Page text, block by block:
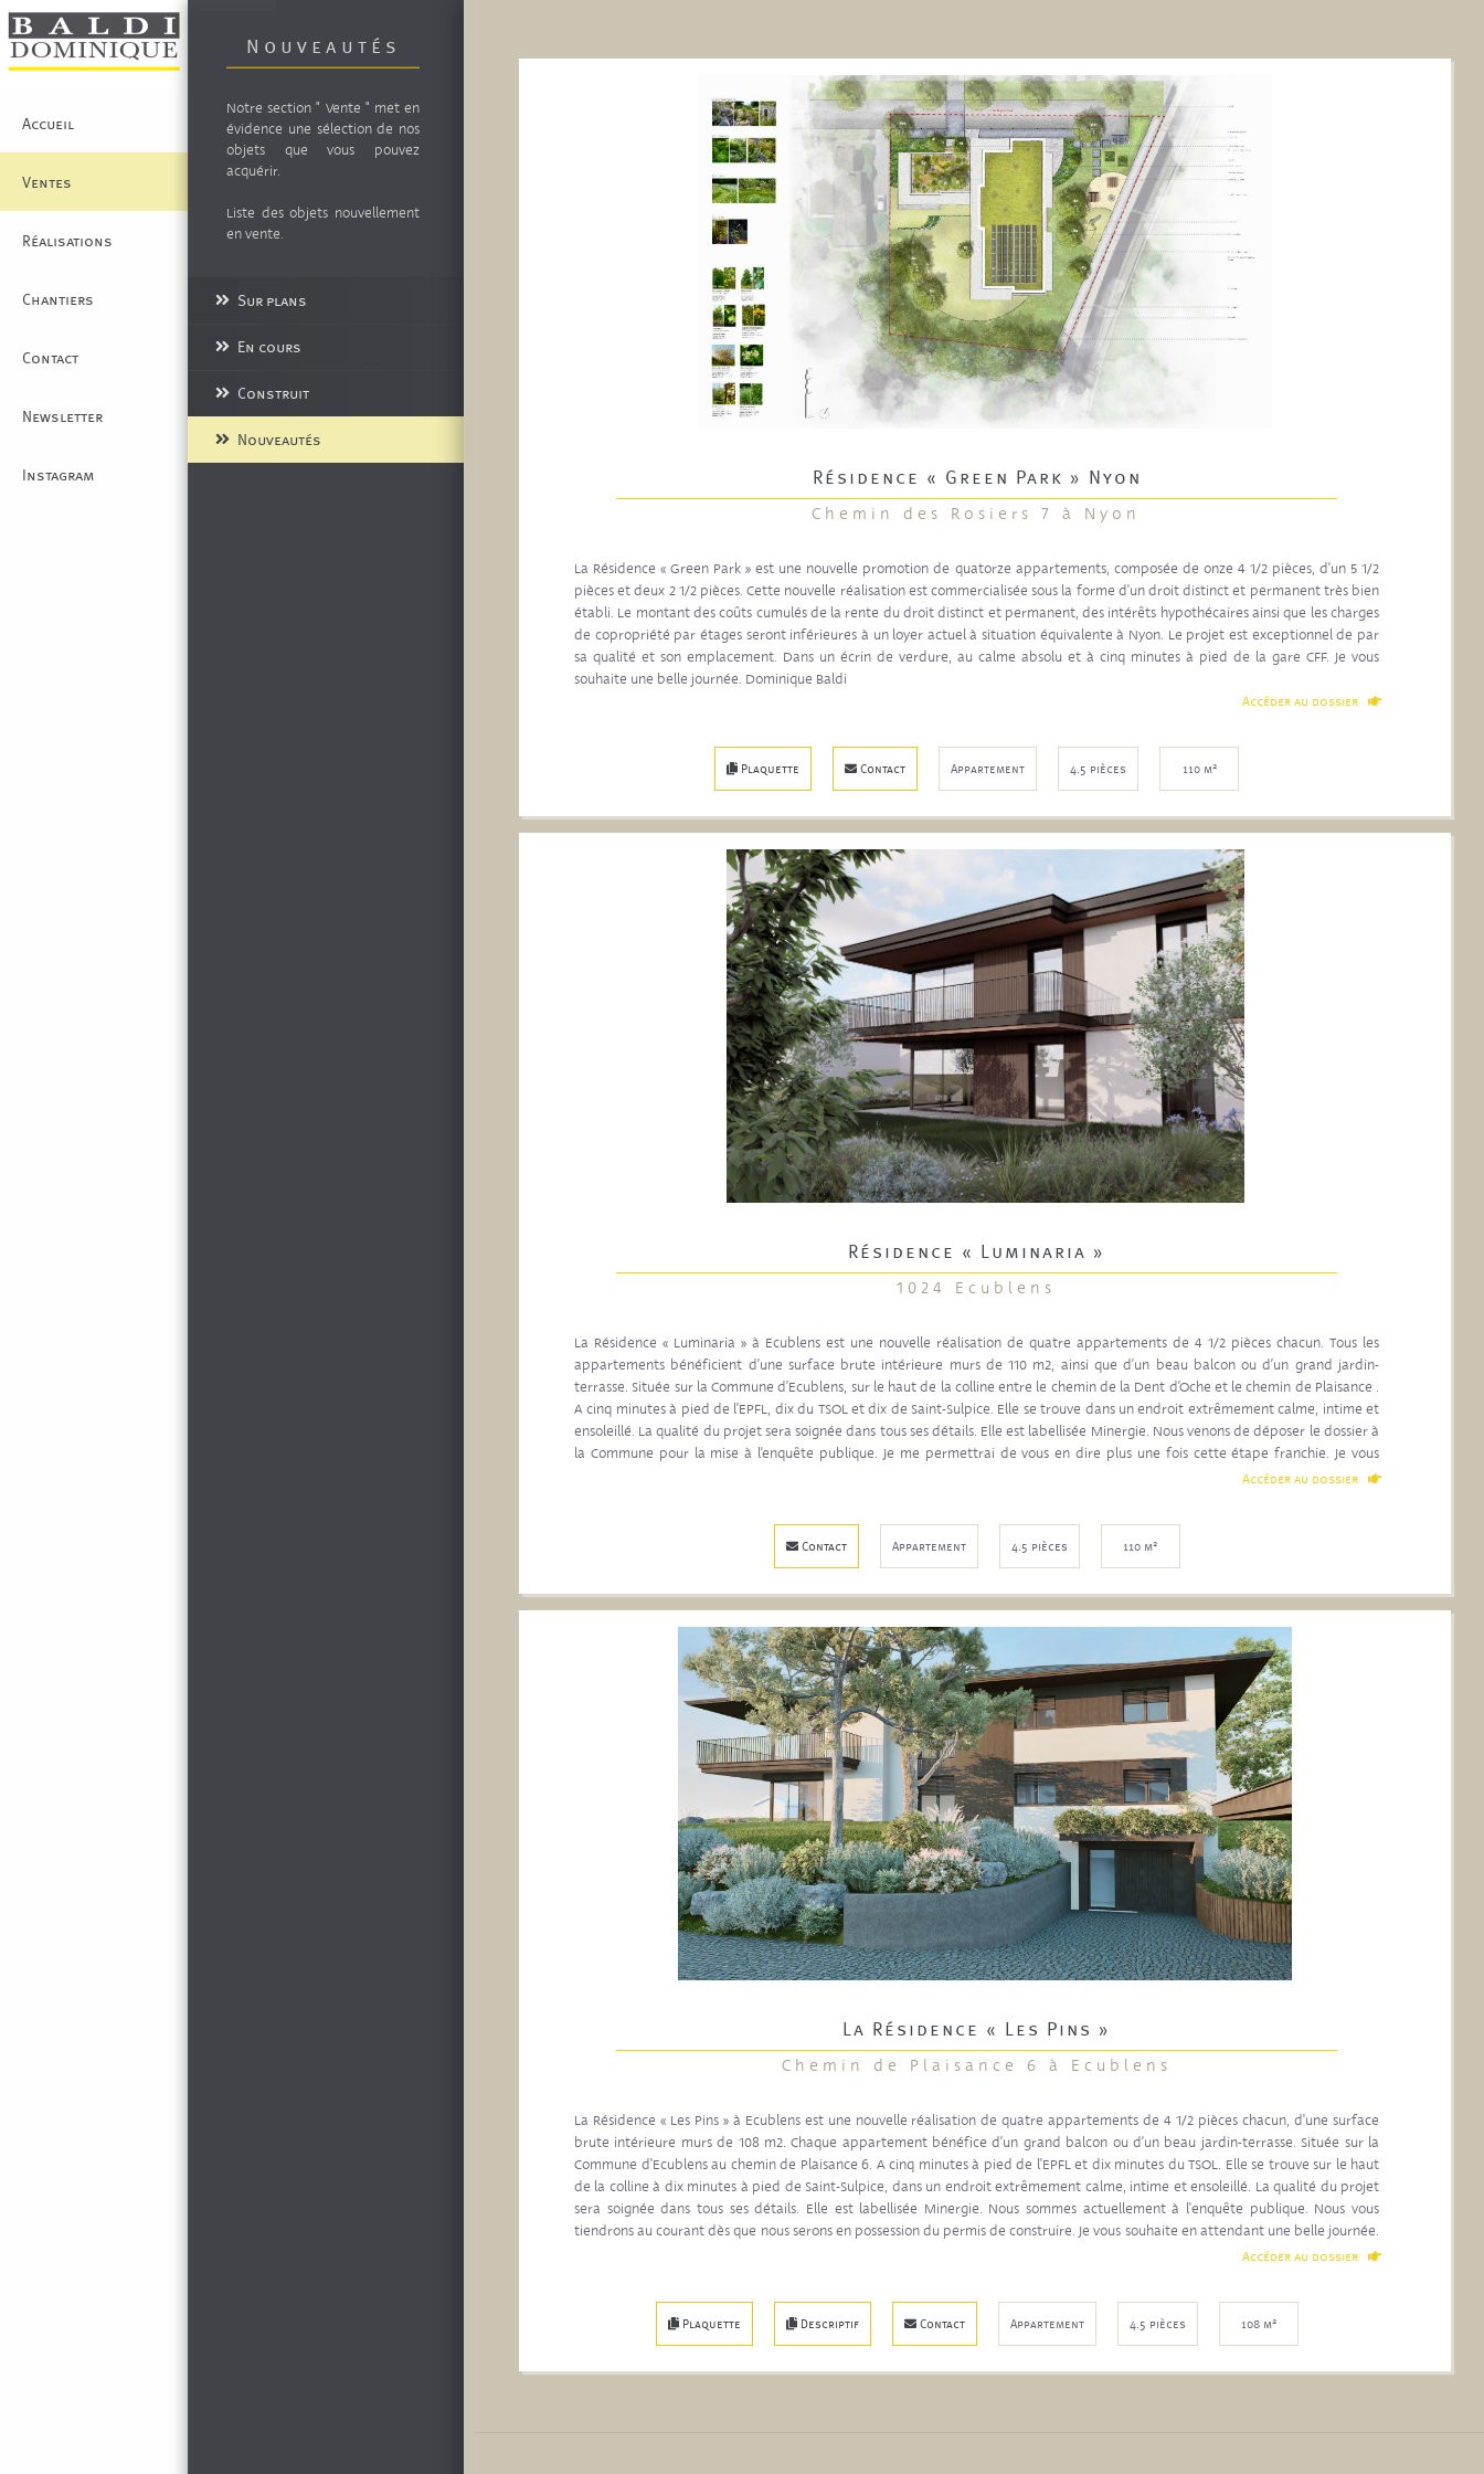
Accueil
Ventes
Réalisations
Chantiers
Contact
Newsletter
Instagram
Nouveautés
Notre section " Vente " met en
évidence une sélection de nos
objets que vous pouvez
acquérir.
Liste des objets nouvellement
en vente.
Sur plans
En cours
Construit
Nouveautés
Résidence « Green Park » Nyon
Chemin des Rosiers 7 à Nyon
La Résidence « Green Park » est une nouvelle promotion de quatorze appartements, composée de onze 4 1/2 pièces, d'un 5 1/2
pièces et deux 2 1/2 pièces. Cette nouvelle réalisation est commercialisée sous la forme d'un droit distinct et permanent très bien
établi. Le montant des coûts cumulés de la rente du droit distinct et permanent, des intérêts hypothécaires ainsi que les charges
de copropriété par étages seront inférieures à un loyer actuel à situation équivalente à Nyon. Le projet est exceptionnel de par
sa qualité et son emplacement. Dans un écrin de verdure, au calme absolu et à cinq minutes à pied de la gare CFF. Je vous
souhaite une belle journée. Dominique Baldi
Accéder au dossier
Plaquette Contact Appartement 4.5 pièces 110 m2
Résidence « Luminaria »
1024 Ecublens
La Résidence « Luminaria » à Ecublens est une nouvelle réalisation de quatre appartements de 4 1/2 pièces chacun. Tous les
appartements bénéficient d’une surface brute intérieure murs de 110 m2, ainsi que d’un beau balcon ou d’un grand jardin-
terrasse. Située sur la Commune d'Ecublens, sur le haut de la colline entre le chemin de la Dent d’Oche et le chemin de Plaisance .
A cinq minutes à pied de l'EPFL, dix du TSOL et dix de Saint-Sulpice. Elle se trouve dans un endroit extrêmement calme, intime et
ensoleillé. La qualité du projet sera soignée dans tous ses détails. Elle est labellisée Minergie. Nous venons de déposer le dossier à
la Commune pour la mise à l’enquête publique. Je me permettrai de vous en dire plus une fois cette étape franchie. Je vous
Accéder au dossier
Contact Appartement 4.5 pièces 110 m2
La Résidence « Les Pins »
Chemin de Plaisance 6 à Ecublens
La Résidence « Les Pins » à Ecublens est une nouvelle réalisation de quatre appartements de 4 1/2 pièces chacun, d'une surface
brute intérieure murs de 108 m2. Chaque appartement bénéfice d’un grand balcon ou d’un beau jardin-terrasse. Située sur la
Commune d'Ecublens au chemin de Plaisance 6. A cinq minutes à pied de l'EPFL et dix minutes du TSOL. Elle se trouve sur le haut
de la colline à dix minutes à pied de Saint-Sulpice, dans un endroit extrêmement calme, intime et ensoleillé. La qualité du projet
sera soignée dans tous ses détails. Elle est labellisée Minergie. Nous sommes actuellement à l'enquête publique. Nous vous
tiendrons au courant dès que nous serons en possession du permis de construire. Je vous souhaite en attendant une belle journée.
Accéder au dossier
Plaquette Descriptif Contact Appartement 4.5 pièces 108 m2